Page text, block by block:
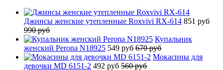
Джинсы женские утепленные Roxvivi RX-614 851 руб
990 руб
Купальник
женский Perona N18925 549 руб 670 руб
Мокасины для
девочки MD 6151-2 492 руб 560 руб